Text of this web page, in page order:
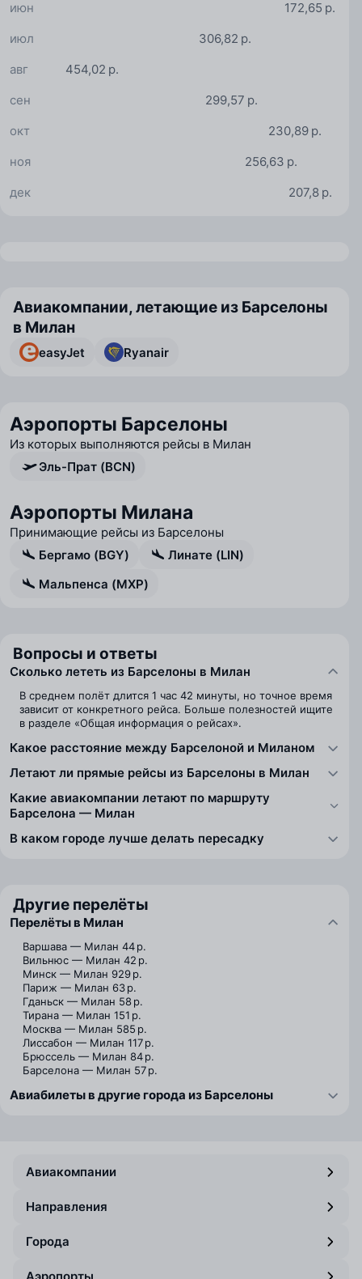
172,65 р.
июн
306,82 р.
июл
454,02 р.
авг
299,57 р.
сен
230,89 р.
окт
256,63 р.
ноя
207,8 р.
дек
Авиакомпании, летающие из Барселоны
в Милан
easyJet Ryanair
Аэропорты Барселоны
Из которых выполняются рейсы в Милан
Эль-Прат (BCN)
Аэропорты Милана
Принимающие рейсы из Барселоны
Бергамо (BGY)
Линате (LIN)
Мальпенса (MXP)
Вопросы и ответы
Сколько лететь из Барселоны в Милан
В среднем полёт длится 1 час 42 минуты, но точное время
зависит от конкретного рейса. Больше полезностей ищите
в разделе «Общая информация о рейсах».
Какое расстояние между Барселоной и Миланом
Летают ли прямые рейсы из Барселоны в Милан
Какие авиакомпании летают по маршруту
Барселона — Милан
В каком городе лучше делать пересадку
Другие перелёты
Перелёты в Милан
Варшава — Милан 44 р.
Вильнюс — Милан 42 р.
Минск — Милан 929 р.
Париж — Милан 63 р.
Гданьск — Милан 58 р.
Тирана — Милан 151 р.
Москва — Милан 585 р.
Лиссабон — Милан 117 р.
Брюссель — Милан 84 р.
Барселона — Милан 57 р.
Авиабилеты в другие города из Барселоны
Авиакомпании
Направления
Города